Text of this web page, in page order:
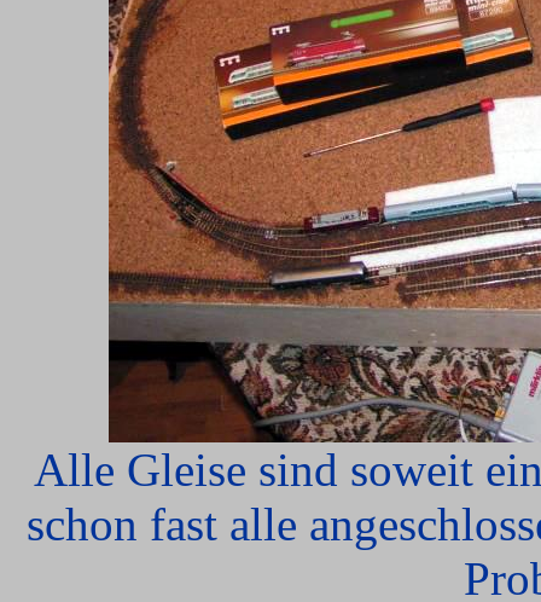
Alle Gleise sind soweit
schon fast alle